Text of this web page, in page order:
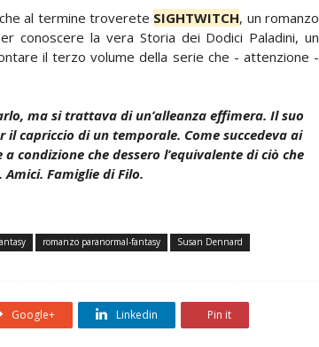
al termine troverete SIGHTWITCH, un romanzo
conoscere la vera Storia dei Dodici Paladini, un
il terzo volume della serie che - attenzione -
ma si trattava di un’alleanza effimera. Il suo
capriccio di un temporale. Come succedeva ai
condizione che dessero l’equivalente di ciò che
Famiglie di Filo.
romanzo paranormal-fantasy Susan Dennard
Google+ Linkedin Pin it